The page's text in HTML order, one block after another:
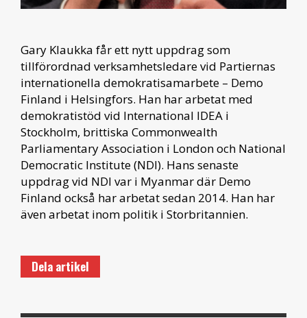
Gary Klaukka får ett nytt uppdrag som
tillförordnad verksamhetsledare vid Partiernas
internationella demokratisamarbete – Demo
Finland i Helsingfors. Han har arbetat med
demokratistöd vid International IDEA i
Stockholm, brittiska Commonwealth
Parliamentary Association i London och National
Democratic Institute (NDI). Hans senaste
uppdrag vid NDI var i Myanmar där Demo
Finland också har arbetat sedan 2014. Han har
även arbetat inom politik i Storbritannien.
Dela artikel